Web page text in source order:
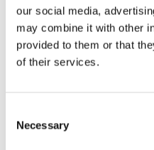
our social media,
may combine it with other
provided to them or that
of their services.
Selection
Necessary
Opzione segnale di
V DC